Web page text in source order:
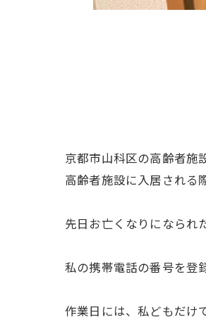
京都市山科区の高齢者施
高齢者施設に入居される
先日お亡くなりになられ
私の携帯電話の番号を登
作業日には、私どもだけ